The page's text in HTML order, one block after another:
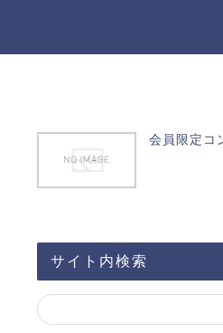
会員限定コ
サイト内検索